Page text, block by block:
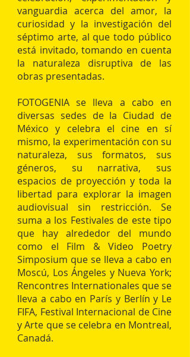
vanguardia acerca del amor, la
curiosidad y la investigación del
séptimo arte, al que todo público
está invitado, tomando en cuenta
la naturaleza disruptiva de las
obras presentadas.
FOTOGENIA se lleva a cabo en
diversas sedes de la Ciudad de
México y celebra el cine en sí
mismo, la experimentación con su
naturaleza, sus formatos, sus
géneros, su narrativa, sus
espacios de proyección y toda la
libertad para explorar la imagen
audiovisual sin restricción. Se
suma a los Festivales de este tipo
que hay alrededor del mundo
como el Film & Video Poetry
Simposium que se lleva a cabo en
Moscú, Los Ángeles y Nueva York;
Rencontres Internationales que se
lleva a cabo en París y Berlín y Le
FIFA, Festival Internacional de Cine
y Arte que se celebra en Montreal,
Canadá.